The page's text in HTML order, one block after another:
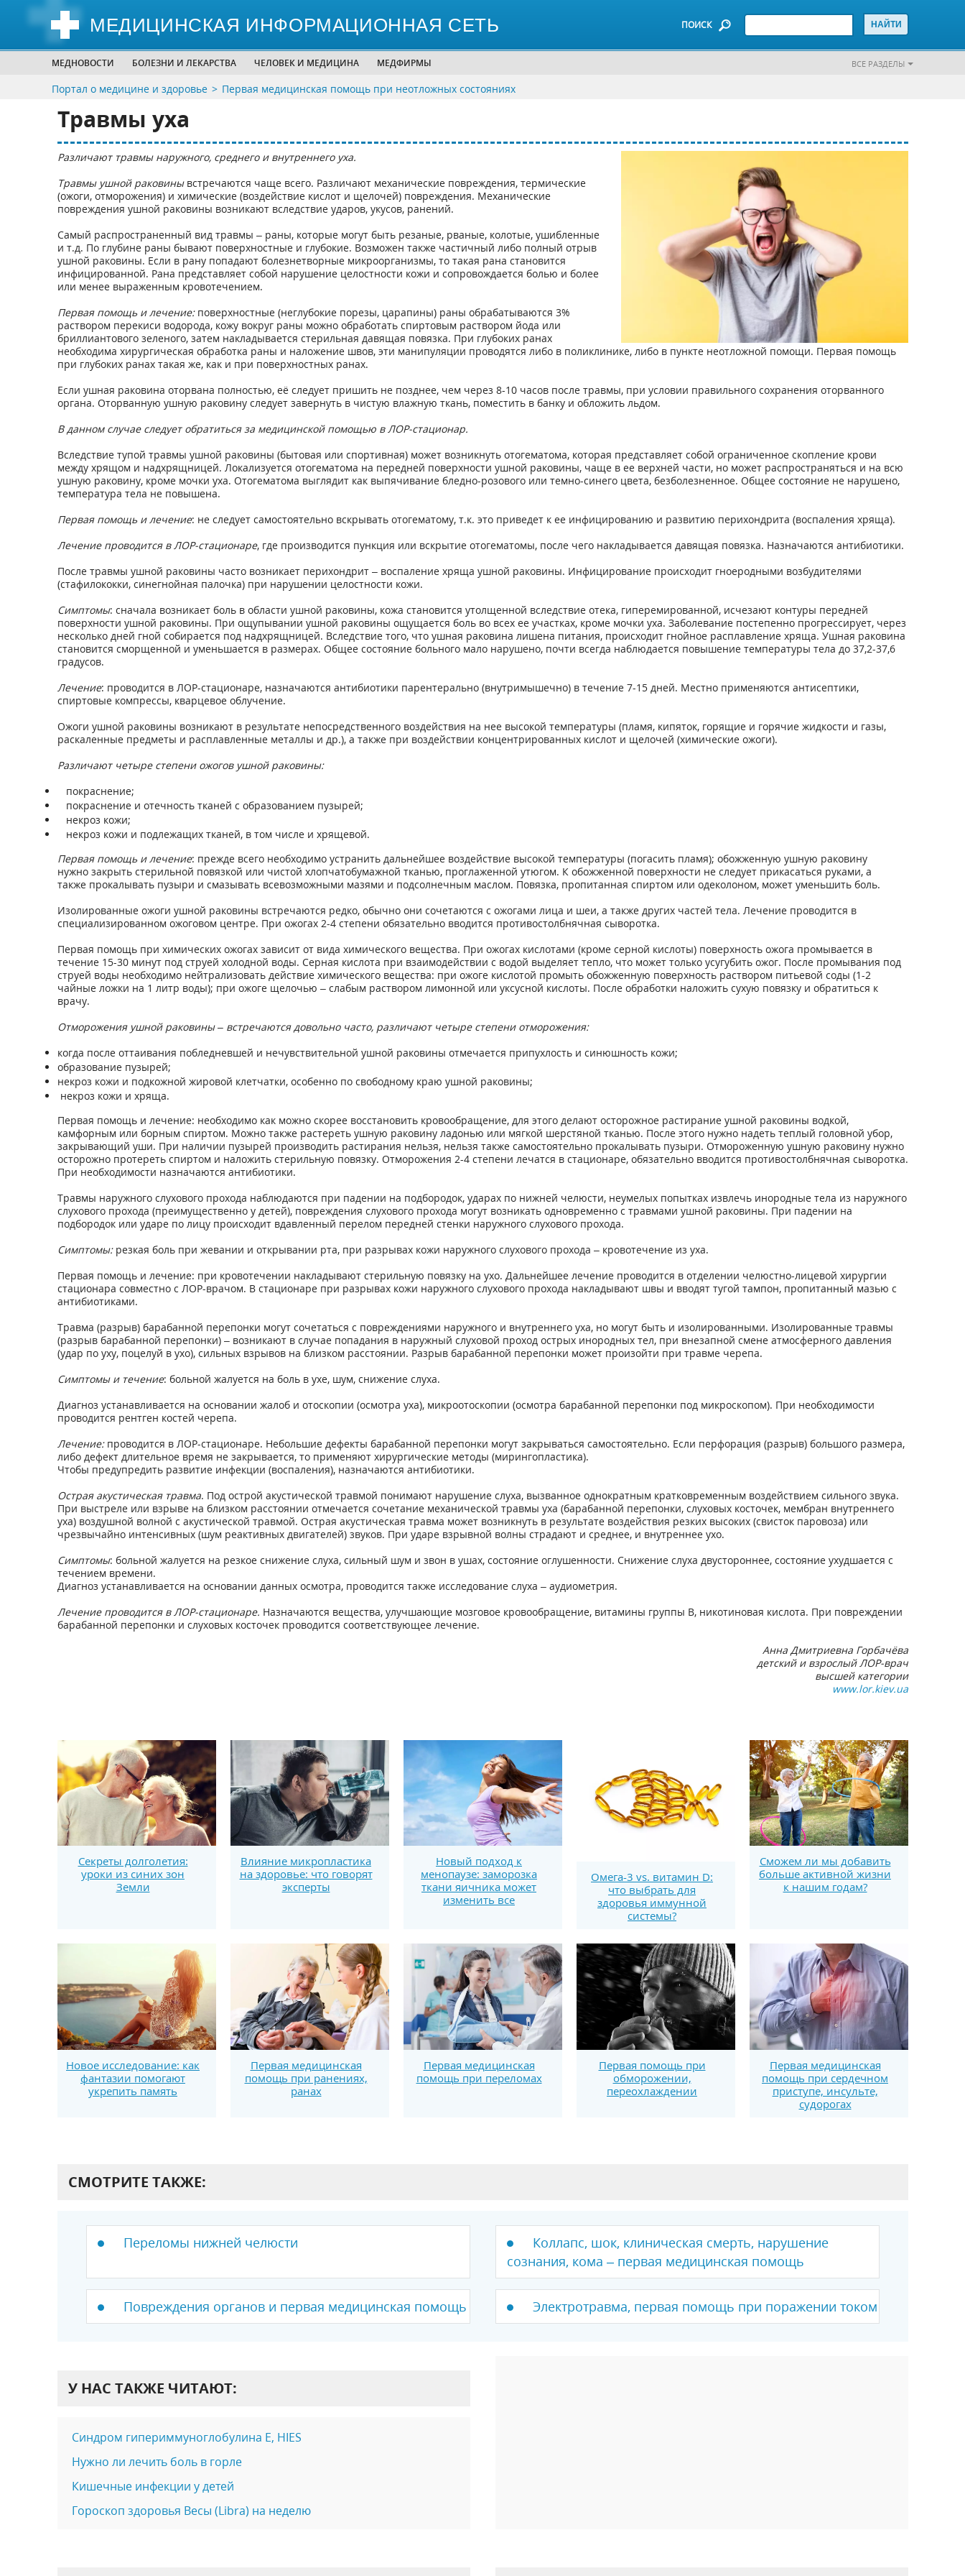
МЕДИЦИНСКАЯ ИНФОРМАЦИОННАЯ СЕТЬ ПОИСК
МЕДНОВОСТИ БОЛЕЗНИ И ЛЕКАРСТВА ЧЕЛОВЕК И МЕДИЦИНА МЕДФИРМЫ ВСЕ РАЗДЕЛЫ
Портал о медицине и здоровье Первая медицинская помощь при неотложных состояниях
Травмы уха
Различают травмы наружного, среднего и внутреннего уха.
Травмы ушной раковинывстречаются чаще всего. Различают механические повреждения, термические
(ожоги, отморожения) и химические (воздействие кислот и щелочей) повреждения. Механические
повреждения ушной раковины возникают вследствие ударов, укусов, ранений.
Самый распространенный вид травмы – раны, которые могут быть резаные, рваные, колотые, ушибленные
и т.д. По глубине раны бывают поверхностные и глубокие. Возможен также частичный либо полный отрыв
ушной раковины. Если в рану попадают болезнетворные микроорганизмы, то такая рана становится
инфицированной. Рана представляет собой нарушение целостности кожи и сопровождается болью и более
или менее выраженным кровотечением.
Первая помощь и лечение:поверхностные (неглубокие порезы, царапины) раны обрабатываются 3%
раствором перекиси водорода, кожу вокруг раны можно обработать спиртовым раствором йода или
бриллиантового зеленого, затем накладывается стерильная давящая повязка. При глубоких ранах
необходима хирургическая обработка раны и наложение швов, эти манипуляции проводятся либо в поликлинике, либо в пункте неотложной помощи. Первая помощь
при глубоких ранах такая же, как и при поверхностных ранах.
Если ушная раковина оторвана полностью, её следует пришить не позднее, чем через 8-10 часов после травмы, при условии правильного сохранения оторванного
органа. Оторванную ушную раковину следует завернуть в чистую влажную ткань, поместить в банку и обложить льдом.
В данном случае следует обратиться за медицинской помощью в ЛОР-стационар.
Вследствие тупой травмы ушной раковины (бытовая или спортивная) может возникнуть отогематома, которая представляет собой ограниченное скопление крови
между хрящом и надхрящницей. Локализуется отогематома на передней поверхности ушной раковины, чаще в ее верхней части, но может распространяться и на всю
ушную раковину, кроме мочки уха. Отогематома выглядит как выпячивание бледно-розового или темно-синего цвета, безболезненное. Общее состояние не нарушено,
температура тела не повышена.
Первая помощь и лечение: не следует самостоятельно вскрывать отогематому, т.к. это приведет к ее инфицированию и развитию перихондрита (воспаления хряща).
Лечение проводится в ЛОР-стационаре, где производится пункция или вскрытие отогематомы, после чего накладывается давящая повязка. Назначаются антибиотики.
После травмы ушной раковины часто возникает перихондрит – воспаление хряща ушной раковины. Инфицирование происходит гноеродными возбудителями
(стафилококки, синегнойная палочка) при нарушении целостности кожи.
Симптомы: сначала возникает боль в области ушной раковины, кожа становится утолщенной вследствие отека, гиперемированной, исчезают контуры передней
поверхности ушной раковины. При ощупывании ушной раковины ощущается боль во всех ее участках, кроме мочки уха. Заболевание постепенно прогрессирует, через
несколько дней гной собирается под надхрящницей. Вследствие того, что ушная раковина лишена питания, происходит гнойное расплавление хряща. Ушная раковина
становится сморщенной и уменьшается в размерах. Общее состояние больного мало нарушено, почти всегда наблюдается повышение температуры тела до 37,2-37,6
градусов.
Лечение: проводится в ЛОР-стационаре, назначаются антибиотики парентерально (внутримышечно) в течение 7-15 дней. Местно применяются антисептики,
спиртовые компрессы, кварцевое облучение.
Ожоги ушной раковины возникают в результате непосредственного воздействия на нее высокой температуры (пламя, кипяток, горящие и горячие жидкости и газы,
раскаленные предметы и расплавленные металлы и др.), а также при воздействии концентрированных кислот и щелочей (химические ожоги).
Различают четыре степени ожогов ушной раковины:
покраснение;
покраснение и отечность тканей с образованием пузырей;
некроз кожи;
некроз кожи и подлежащих тканей, в том числе и хрящевой.
Первая помощь и лечение: прежде всего необходимо устранить дальнейшее воздействие высокой температуры (погасить пламя); обожженную ушную раковину
нужно закрыть стерильной повязкой или чистой хлопчатобумажной тканью, проглаженной утюгом. К обожженной поверхности не следует прикасаться руками, а
также прокалывать пузыри и смазывать всевозможными мазями и подсолнечным маслом. Повязка, пропитанная спиртом или одеколоном, может уменьшить боль.
Изолированные ожоги ушной раковины встречаются редко, обычно они сочетаются с ожогами лица и шеи, а также других частей тела. Лечение проводится в
специализированном ожоговом центре. При ожогах 2-4 степени обязательно вводится противостолбнячная сыворотка.
Первая помощь при химических ожогах зависит от вида химического вещества. При ожогах кислотами (кроме серной кислоты) поверхность ожога промывается в
течение 15-30 минут под струей холодной воды. Серная кислота при взаимодействии с водой выделяет тепло, что может только усугубить ожог. После промывания под
струей воды необходимо нейтрализовать действие химического вещества: при ожоге кислотой промыть обожженную поверхность раствором питьевой соды (1-2
чайные ложки на 1 литр воды); при ожоге щелочью – слабым раствором лимонной или уксусной кислоты. После обработки наложить сухую повязку и обратиться к
врачу.
Отморожения ушной раковины – встречаются довольно часто, различают четыре степени отморожения:
когда после оттаивания побледневшей и нечувствительной ушной раковины отмечается припухлость и синюшность кожи;
образование пузырей;
некроз кожи и подкожной жировой клетчатки, особенно по свободному краю ушной раковины;
некроз кожи и хряща.
Первая помощь и лечение: необходимо как можно скорее восстановить кровообращение, для этого делают осторожное растирание ушной раковины водкой,
камфорным или борным спиртом. Можно также растереть ушную раковину ладонью или мягкой шерстяной тканью. После этого нужно надеть теплый головной убор,
закрывающий уши. При наличии пузырей производить растирания нельзя, нельзя также самостоятельно прокалывать пузыри. Отмороженную ушную раковину нужно
осторожно протереть спиртом и наложить стерильную повязку. Отморожения 2-4 степени лечатся в стационаре, обязательно вводится противостолбнячная сыворотка.
При необходимости назначаются антибиотики.
Травмы наружного слухового прохода наблюдаются при падении на подбородок, ударах по нижней челюсти, неумелых попытках извлечь инородные тела из наружного
слухового прохода (преимущественно у детей), повреждения слухового прохода могут возникать одновременно с травмами ушной раковины. При падении на
подбородок или ударе по лицу происходит вдавленный перелом передней стенки наружного слухового прохода.
Симптомы: резкая боль при жевании и открывании рта, при разрывах кожи наружного слухового прохода – кровотечение из уха.
Первая помощь и лечение: при кровотечении накладывают стерильную повязку на ухо. Дальнейшее лечение проводится в отделении челюстно-лицевой хирургии
стационара совместно с ЛОР-врачом. В стационаре при разрывах кожи наружного слухового прохода накладывают швы и вводят тугой тампон, пропитанный мазью с
антибиотиками.
Травма (разрыв) барабанной перепонки могут сочетаться с повреждениями наружного и внутреннего уха, но могут быть и изолированными. Изолированные травмы
(разрыв барабанной перепонки) – возникают в случае попадания в наружный слуховой проход острых инородных тел, при внезапной смене атмосферного давления
(удар по уху, поцелуй в ухо), сильных взрывов на близком расстоянии. Разрыв барабанной перепонки может произойти при травме черепа.
Симптомы и течение: больной жалуется на боль в ухе, шум, снижение слуха.
Диагноз устанавливается на основании жалоб и отоскопии (осмотра уха), микроотоскопии (осмотра барабанной перепонки под микроскопом). При необходимости
проводится рентген костей черепа.
Лечение:проводится в ЛОР-стационаре. Небольшие дефекты барабанной перепонки могут закрываться самостоятельно. Если перфорация (разрыв) большого размера,
либо дефект длительное время не закрывается, то применяют хирургические методы (мирингопластика).
Чтобы предупредить развитие инфекции (воспаления), назначаются антибиотики.
Острая акустическая травма. Под острой акустической травмой понимают нарушение слуха, вызванное однократным кратковременным воздействием сильного звука.
При выстреле или взрыве на близком расстоянии отмечается сочетание механической травмы уха (барабанной перепонки, слуховых косточек, мембран внутреннего
уха) воздушной волной с акустической травмой. Острая акустическая травма может возникнуть в результате воздействия резких высоких (свисток паровоза) или
чрезвычайно интенсивных (шум реактивных двигателей) звуков. При ударе взрывной волны страдают и среднее, и внутреннее ухо.
Симптомы: больной жалуется на резкое снижение слуха, сильный шум и звон в ушах, состояние оглушенности. Снижение слуха двустороннее, состояние ухудшается с
течением времени.
Диагноз устанавливается на основании данных осмотра, проводится также исследование слуха – аудиометрия.
Лечение проводится в ЛОР-стационаре. Назначаются вещества, улучшающие мозговое кровообращение, витамины группы В, никотиновая кислота. При повреждении
барабанной перепонки и слуховых косточек проводится соответствующее лечение.
Анна Дмитриевна Горбачёва
детский и взрослый ЛОР-врач
высшей категории
www.lor.kiev.ua
Секреты долголетия:
уроки из синих зон
Земли
Влияние микропластика
на здоровье: что говорят
эксперты
Новый подход к
менопаузе: заморозка
ткани яичника может
изменить все
Омега-3 vs. витамин D:
что выбрать для
здоровья иммунной
системы?
Сможем ли мы добавить
больше активной жизни
к нашим годам?
Новое исследование: как
фантазии помогают
укрепить память
Первая медицинская
помощь при ранениях,
ранах
Первая медицинская
помощь при переломах
Первая помощь при
обморожении,
переохлаждении
Первая медицинская
помощь при сердечном
приступе, инсульте,
судорогах
СМОТРИТЕ ТАКЖЕ:
Переломы нижней челюсти
Коллапс, шок, клиническая смерть, нарушение
сознания, кома – первая медицинская помощь
Повреждения органов и первая медицинская помощь Электротравма, первая помощь при поражении током
У НАС ТАКЖЕ ЧИТАЮТ:
Синдром гипериммуноглобулина Е, HIES
Нужно ли лечить боль в горле
Кишечные инфекции у детей
Гороскоп здоровья Весы (Libra) на неделю